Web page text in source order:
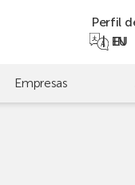
Perfil
EU
EN
Empresas